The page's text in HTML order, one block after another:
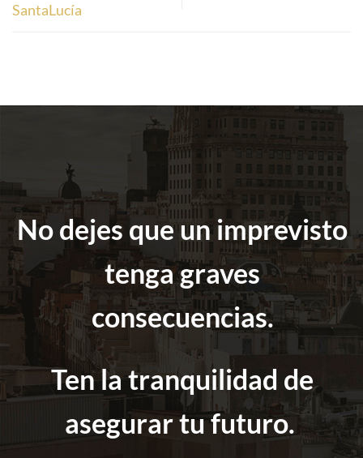
SantaLucía
No dejes que un imprevisto
tenga graves
consecuencias.
Ten la tranquilidad de
asegurar tu futuro.